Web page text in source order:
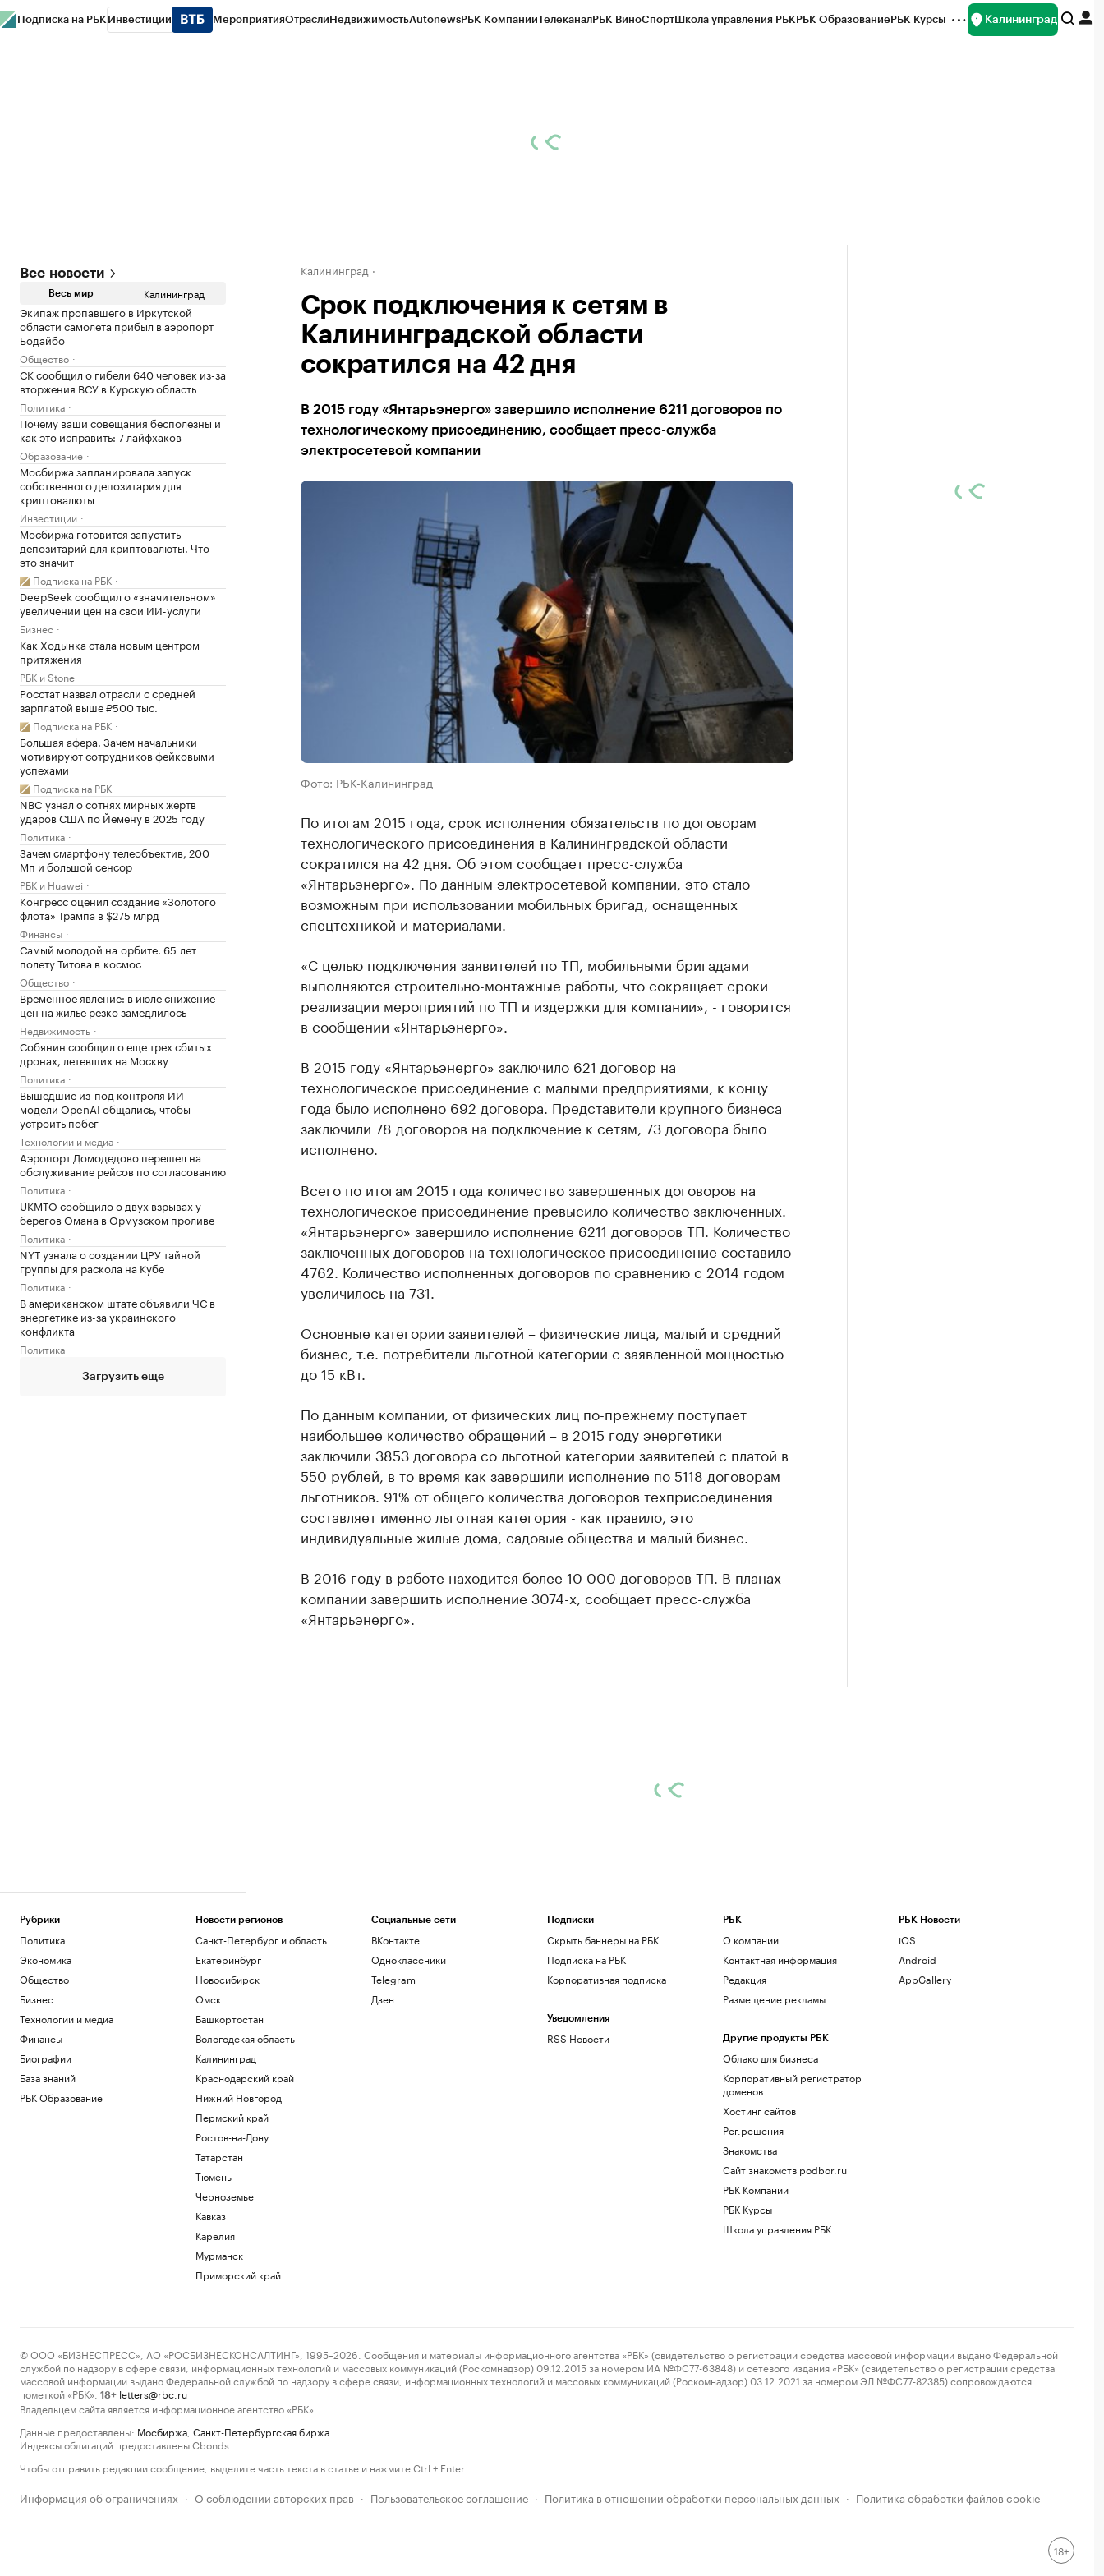
Подписка на РБК Инвестиции МероприятияОтраслиНедвижимостьAutonewsРБК КомпанииТелеканалРБК ВиноСпортШкола управления РБКРБК ОбразованиеРБК Курсы Калининград
Все новости
Весь мир Калининград
Экипаж пропавшего в Иркутской
области самолета прибыл в аэропорт
Бодайбо
Общество
СК сообщил о гибели 640 человек из-за
вторжения ВСУ в Курскую область
Политика
Почему ваши совещания бесполезны и
как это исправить: 7 лайфхаков
Образование
Мосбиржа запланировала запуск
собственного депозитария для
криптовалюты
Инвестиции
Мосбиржа готовится запустить
депозитарий для криптовалюты. Что
это значит
Подписка на РБК
DeepSeek сообщил о «значительном»
увеличении цен на свои ИИ-услуги
Бизнес
Как Ходынка стала новым центром
притяжения
РБК и Stone
Росстат назвал отрасли с средней
зарплатой выше ₽500 тыс.
Подписка на РБК
Большая афера. Зачем начальники
мотивируют сотрудников фейковыми
успехами
Подписка на РБК
NBC узнал о сотнях мирных жертв
ударов США по Йемену в 2025 году
Политика
Зачем смартфону телеобъектив, 200
Мп и большой сенсор
РБК и Huawei
Конгресс оценил создание «Золотого
флота» Трампа в $275 млрд
Финансы
Самый молодой на орбите. 65 лет
полету Титова в космос
Общество
Временное явление: в июле снижение
цен на жилье резко замедлилось
Недвижимость
Собянин сообщил о еще трех сбитых
дронах, летевших на Москву
Политика
Вышедшие из-под контроля ИИ-
модели OpenAI общались, чтобы
устроить побег
Технологии и медиа
Аэропорт Домодедово перешел на
обслуживание рейсов по согласованию
Политика
UKMTO сообщило о двух взрывах у
берегов Омана в Ормузском проливе
Политика
NYT узнала о создании ЦРУ тайной
группы для раскола на Кубе
Политика
В американском штате объявили ЧС в
энергетике из-за украинского
конфликта
Политика
Загрузить еще
Калининград
Срок подключения к сетям в
Калининградской области
сократился на 42 дня
В 2015 году «Янтарьэнерго» завершило исполнение 6211 договоров по
технологическому присоединению, сообщает пресс-служба
электросетевой компании
Фото: РБК-Калининград
По итогам 2015 года, срок исполнения обязательств по договорам
технологического присоединения в Калининградской области
сократился на 42 дня. Об этом сообщает пресс-служба
«Янтарьэнерго». По данным электросетевой компании, это стало
возможным при использовании мобильных бригад, оснащенных
спецтехникой и материалами.
«С целью подключения заявителей по ТП, мобильными бригадами
выполняются строительно-монтажные работы, что сокращает сроки
реализации мероприятий по ТП и издержки для компании», - говорится
в сообщении «Янтарьэнерго».
В 2015 году «Янтарьэнерго» заключило 621 договор на
технологическое присоединение с малыми предприятиями, к концу
года было исполнено 692 договора. Представители крупного бизнеса
заключили 78 договоров на подключение к сетям, 73 договора было
исполнено.
Всего по итогам 2015 года количество завершенных договоров на
технологическое присоединение превысило количество заключенных.
«Янтарьэнерго» завершило исполнение 6211 договоров ТП. Количество
заключенных договоров на технологическое присоединение составило
4762. Количество исполненных договоров по сравнению с 2014 годом
увеличилось на 731.
Основные категории заявителей – физические лица, малый и средний
бизнес, т.е. потребители льготной категории с заявленной мощностью
до 15 кВт.
По данным компании, от физических лиц по-прежнему поступает
наибольшее количество обращений – в 2015 году энергетики
заключили 3853 договора со льготной категории заявителей с платой в
550 рублей, в то время как завершили исполнение по 5118 договорам
льготников. 91% от общего количества договоров техприсоединения
составляет именно льготная категория - как правило, это
индивидуальные жилые дома, садовые общества и малый бизнес.
В 2016 году в работе находится более 10 000 договоров ТП. В планах
компании завершить исполнение 3074-х, сообщает пресс-служба
«Янтарьэнерго».
Рубрики
Политика
Экономика
Общество
Бизнес
Технологии и медиа
Финансы
Биографии
База знаний
РБК Образование
Новости регионов
Санкт-Петербург и область
Екатеринбург
Новосибирск
Омск
Башкортостан
Вологодская область
Калининград
Краснодарский край
Нижний Новгород
Пермский край
Ростов-на-Дону
Татарстан
Тюмень
Черноземье
Кавказ
Карелия
Мурманск
Приморский край
Социальные сети
ВКонтакте
Одноклассники
Telegram
Дзен
Подписки
Скрыть баннеры на РБК
Подписка на РБК
Корпоративная подписка
Уведомления
RSS Новости
РБК
О компании
Контактная информация
Редакция
Размещение рекламы
Другие продукты РБК
Облако для бизнеса
Корпоративный регистратор
доменов
Хостинг сайтов
Рег.решения
Знакомства
Сайт знакомств podbor.ru
РБК Компании
РБК Курсы
Школа управления РБК
РБК Новости
iOS
Android
AppGallery
© ООО «БИЗНЕСПРЕСС», АО «РОСБИЗНЕСКОНСАЛТИНГ», 1995–2026. Сообщения и материалы информационного агентства «РБК» (свидетельство о регистрации средства массовой информации выдано Федеральной
службой по надзору в сфере связи, информационных технологий и массовых коммуникаций (Роскомнадзор) 09.12.2015 за номером ИА №ФС77-63848) и сетевого издания «РБК» (свидетельство о регистрации средства
массовой информации выдано Федеральной службой по надзору в сфере связи, информационных технологий и массовых коммуникаций (Роскомнадзор) 03.12.2021 за номером ЭЛ №ФС77-82385) сопровождаются
пометкой «РБК».
18+ letters@rbc.ru
Владельцем сайта является информационное агентство «РБК».
Данные предоставлены: Мосбиржа Санкт-Петербургская биржа
Индексы облигаций предоставлены Cbonds.
Чтобы отправить редакции сообщение, выделите часть текста в статье и нажмите Ctrl + Enter
Информация об ограничениях · О соблюдении авторских прав · Пользовательское соглашение · Политика в отношении обработки персональных данных · Политика обработки файлов cookie
18+